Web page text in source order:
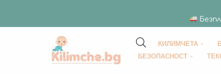
Продължете
КИЛИМЧЕТА
БЕЗОПАСНОСТ